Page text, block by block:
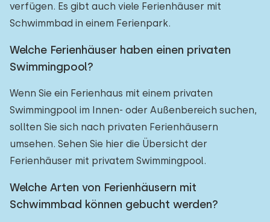
verfügen. Es gibt auch viele Ferienhäuser mit
Schwimmbad in einem Ferienpark.
Welche Ferienhäuser haben einen privaten
Swimmingpool?
Wenn Sie ein Ferienhaus mit einem privaten
Swimmingpool im Innen- oder Außenbereich suchen,
sollten Sie sich nach privaten Ferienhäusern
umsehen. Sehen Sie hier die Übersicht der
Ferienhäuser mit privatem Swimmingpool.
Welche Arten von Ferienhäusern mit
Schwimmbad können gebucht werden?